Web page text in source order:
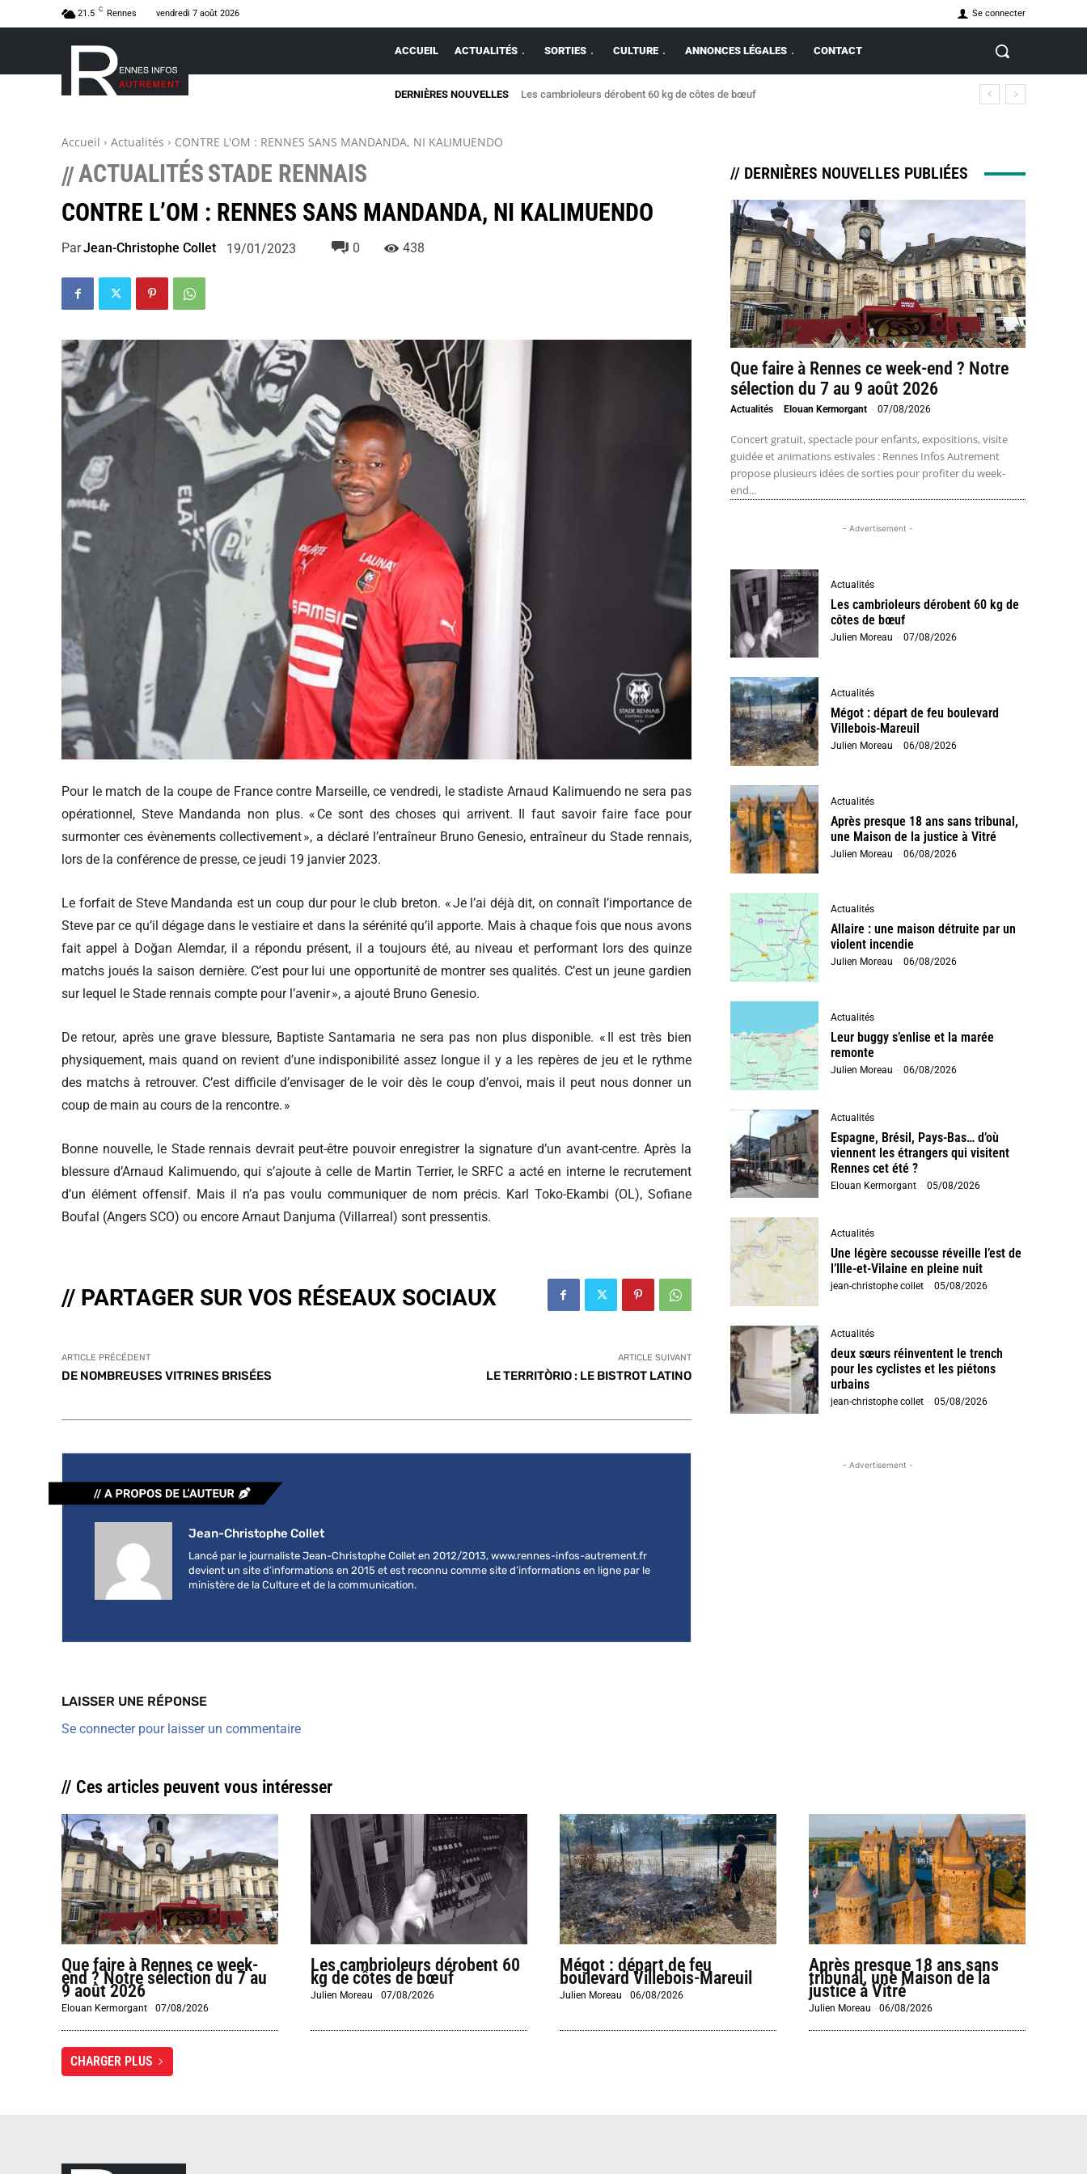
21.5 C Rennes vendredi 7 août 2026 Se connecter
ACCUEIL ACTUALITÉS SORTIES CULTURE ANNONCES LÉGALES CONTACT
DERNIÈRES NOUVELLES Les cambrioleurs dérobent 60 kg de côtes de bœuf
Accueil Actualités CONTRE L'OM : RENNES SANS MANDANDA, NI KALIMUENDO
//ACTUALITÉS STADE RENNAIS
CONTRE L’OM : RENNES SANS MANDANDA, NI KALIMUENDO
ParJean-Christophe Collet 19/01/2023 0 438
Pour le match de la coupe de France contre Marseille, ce vendredi, le stadiste Arnaud Kalimuendo ne sera pas
opérationnel, Steve Mandanda non plus. « Ce sont des choses qui arrivent. Il faut savoir faire face pour
surmonter ces évènements collectivement », a déclaré l’entraîneur Bruno Genesio, entraîneur du Stade rennais,
lors de la conférence de presse, ce jeudi 19 janvier 2023.
Le forfait de Steve Mandanda est un coup dur pour le club breton. « Je l’ai déjà dit, on connaît l’importance de
Steve par ce qu’il dégage dans le vestiaire et dans la sérénité qu’il apporte. Mais à chaque fois que nous avons
fait appel à Doğan Alemdar, il a répondu présent, il a toujours été, au niveau et performant lors des quinze
matchs joués la saison dernière. C’est pour lui une opportunité de montrer ses qualités. C’est un jeune gardien
sur lequel le Stade rennais compte pour l’avenir », a ajouté Bruno Genesio.
De retour, après une grave blessure, Baptiste Santamaria ne sera pas non plus disponible. « Il est très bien
physiquement, mais quand on revient d’une indisponibilité assez longue il y a les repères de jeu et le rythme
des matchs à retrouver. C’est difficile d’envisager de le voir dès le coup d’envoi, mais il peut nous donner un
coup de main au cours de la rencontre. »
Bonne nouvelle, le Stade rennais devrait peut-être pouvoir enregistrer la signature d’un avant-centre. Après la
blessure d’Arnaud Kalimuendo, qui s’ajoute à celle de Martin Terrier, le SRFC a acté en interne le recrutement
d’un élément offensif. Mais il n’a pas voulu communiquer de nom précis. Karl Toko-Ekambi (OL), Sofiane
Boufal (Angers SCO) ou encore Arnaut Danjuma (Villarreal) sont pressentis.
// PARTAGER SUR VOS RÉSEAUX SOCIAUX
ARTICLE PRÉCÉDENT
DE NOMBREUSES VITRINES BRISÉES
ARTICLE SUIVANT
LE TERRITÒRIO : LE BISTROT LATINO
Jean-Christophe Collet
Lancé par le journaliste Jean-Christophe Collet en 2012/2013, www.rennes-infos-autrement.fr
devient un site d’informations en 2015 et est reconnu comme site d’informations en ligne par le
ministère de la Culture et de la communication.
LAISSER UNE RÉPONSE
Se connecter pour laisser un commentaire
// DERNIÈRES NOUVELLES PUBLIÉES
Que faire à Rennes ce week-end ? Notre
sélection du 7 au 9 août 2026
Actualités Elouan Kermorgant - 07/08/2026
Concert gratuit, spectacle pour enfants, expositions, visite
guidée et animations estivales : Rennes Infos Autrement
propose plusieurs idées de sorties pour profiter du week-
end...
- Advertisement -
Actualités
Les cambrioleurs dérobent 60 kg de
côtes de bœuf
Julien Moreau - 07/08/2026
Actualités
Mégot : départ de feu boulevard
Villebois-Mareuil
Julien Moreau - 06/08/2026
Actualités
Après presque 18 ans sans tribunal,
une Maison de la justice à Vitré
Julien Moreau - 06/08/2026
Actualités
Allaire : une maison détruite par un
violent incendie
Julien Moreau - 06/08/2026
Actualités
Leur buggy s’enlise et la marée
remonte
Julien Moreau - 06/08/2026
Actualités
Espagne, Brésil, Pays-Bas… d’où
viennent les étrangers qui visitent
Rennes cet été ?
Elouan Kermorgant - 05/08/2026
Actualités
Une légère secousse réveille l’est de
l’Ille-et-Vilaine en pleine nuit
jean-christophe collet - 05/08/2026
Actualités
deux sœurs réinventent le trench
pour les cyclistes et les piétons
urbains
jean-christophe collet - 05/08/2026
- Advertisement -
// Ces articles peuvent vous intéresser
Que faire à Rennes ce week-
end ? Notre sélection du 7 au
9 août 2026
Elouan Kermorgant -07/08/2026
Les cambrioleurs dérobent 60
kg de côtes de bœuf
Julien Moreau -07/08/2026
Mégot : départ de feu
boulevard Villebois-Mareuil
Julien Moreau -06/08/2026
Après presque 18 ans sans
tribunal, une Maison de la
justice à Vitré
Julien Moreau -06/08/2026
CHARGER PLUS